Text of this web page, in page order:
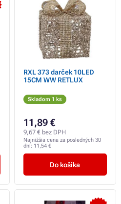
RXL 373 darček 10LED
15CM WW RETLUX
Skladom 1 ks
11,89 €
9,67 € bez DPH
Najnižšia cena za posledných 30
dní: 11,54 €
Do košíka